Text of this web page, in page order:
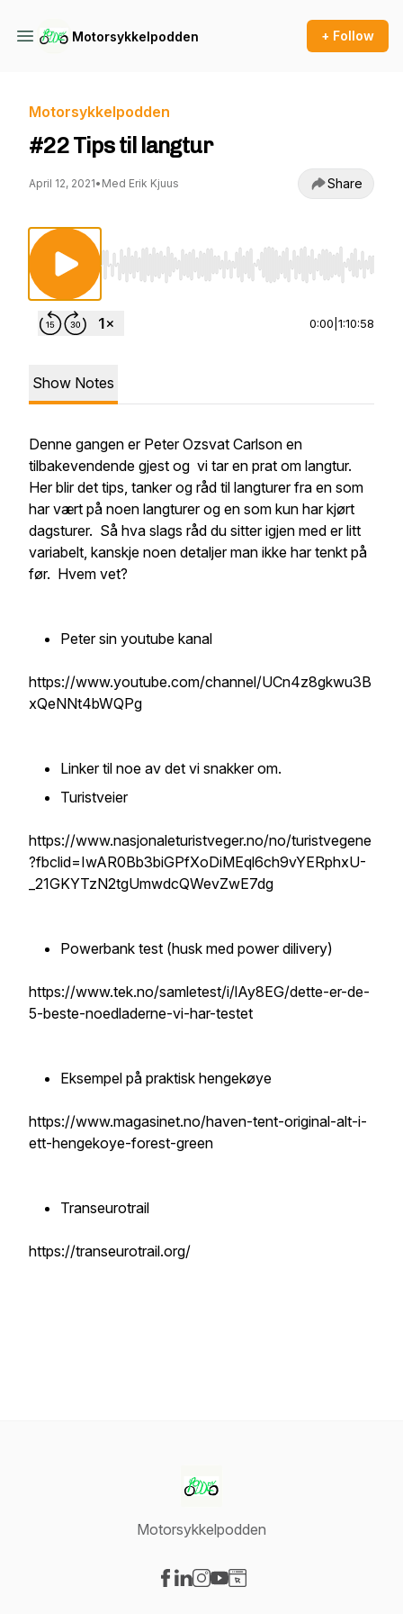
Motorsykkelpodden + Follow
Motorsykkelpodden
#22 Tips til langtur
April 12, 2021• Med Erik Kjuus Share
Use Left/Right to seek, Home/End to jump
0:00 1:10:58
Show Notes
Denne gangen er Peter Ozsvat Carlson en
tilbakevendende gjest og vi tar en prat om langtur.
Her blir det tips, tanker og råd til langturer fra en som
har vært på noen langturer og en som kun har kjørt
dagsturer. Så hva slags råd du sitter igjen med er litt
variabelt, kanskje noen detaljer man ikke har tenkt på
før. Hvem vet?
Peter sin youtube kanal
https://www.youtube.com/channel/UCn4z8gkwu3B
xQeNNt4bWQPg
Linker til noe av det vi snakker om.
Turistveier
https://www.nasjonaleturistveger.no/no/turistvegene
?fbclid=IwAR0Bb3biGPfXoDiMEql6ch9vYERphxU-
_21GKYTzN2tgUmwdcQWevZwE7dg
Powerbank test (husk med power dilivery)
https://www.tek.no/samletest/i/lAy8EG/dette-er-de-
5-beste-noedladerne-vi-har-testet
Eksempel på praktisk hengekøye
https://www.magasinet.no/haven-tent-original-alt-i-
ett-hengekoye-forest-green
Transeurotrail
https://transeurotrail.org/
Motorsykkelpodden